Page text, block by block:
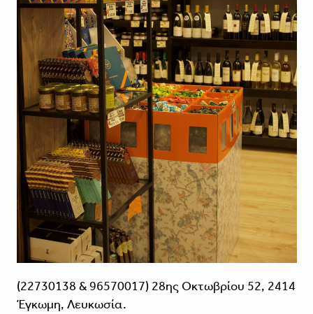
(22730138 & 96570017) 28ης Οκτωβρίου 52, 2414
Έγκωμη, Λευκωσία.